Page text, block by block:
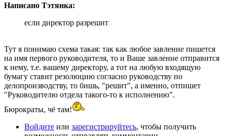
Написано Тэтянка:
если директор разрешит
Тут я понимаю схема такая: так как любое завление пишется
на имя первого руководителя, то и Ваше завление отправится
к нему, т.е. вашему директору, а тот на любую входящую
бумагу ставит резолюцию согласно руководству по
делопроизводству, то бишь, "решит", а именно, отпишет
"Руководителю отдела такого-то к исполнению".
Бюрократы, чё там!
Войдите или зарегистрируйтесь, чтобы получить